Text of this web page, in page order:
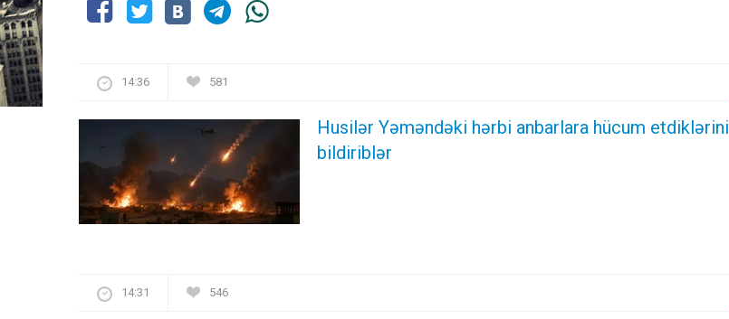
14:36 581
Husilər Yəməndəki hərbi anbarlara hücum etdiklərini
bildiriblər
14:31 546